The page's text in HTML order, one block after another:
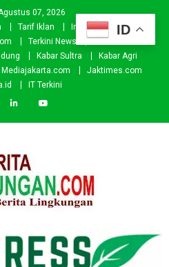
07, 2026
Tarif Iklan Investor
Donasi
Terkini News
Kabar.id
Kabar Sultra
Kabar Agri
Mediajakarta.com
Jaktimes.com
IT Terkini
ID